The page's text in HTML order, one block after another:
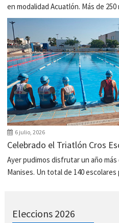
en modalidad Acuatlón. Más de 250
6 julio, 2026
Celebrado el Triatlón Cros
Ayer pudimos disfrutar un año
Manises. Un total de 140
Eleccions 2026